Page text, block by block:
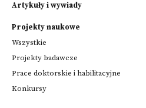
Artykuły i wywiady
Projekty naukowe
Wszystkie
Projekty badawcze
Prace doktorskie i habilitacyjne
Konkursy